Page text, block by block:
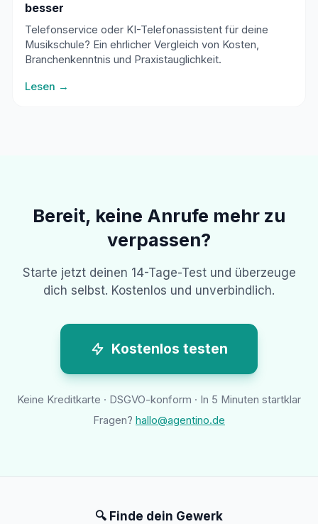
besser
Telefonservice oder KI-Telefonassistent für deine
Musikschule? Ein ehrlicher Vergleich von Kosten,
Branchenkenntnis und Praxistauglichkeit.
Lesen →
Bereit, keine Anrufe mehr zu
verpassen?
Starte jetzt deinen 14-Tage-Test und überzeuge
dich selbst. Kostenlos und unverbindlich.
Kostenlos testen
Keine Kreditkarte · DSGVO-konform · In 5 Minuten startklar
Fragen? hallo@agentino.de
🔍 Finde dein Gewerk